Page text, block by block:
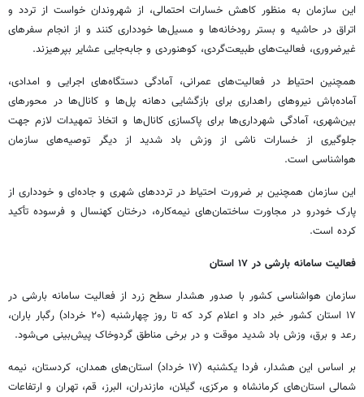
این سازمان به منظور کاهش خسارات احتمالی، از شهروندان خواست از تردد و
اتراق در حاشیه و بستر رودخانه‌ها و مسیل‌ها خودداری کنند و از انجام سفرهای
غیرضروری، فعالیت‌های طبیعت‌گردی، کوهنوردی و جابه‌جایی عشایر بپرهیزند.
همچنین احتیاط در فعالیت‌های عمرانی، آمادگی دستگاه‌های اجرایی و امدادی،
آماده‌باش نیروهای راهداری برای بازگشایی دهانه پل‌ها و کانال‌ها در محورهای
بین‌شهری، آمادگی شهرداری‌ها برای پاکسازی کانال‌ها و اتخاذ تمهیدات لازم جهت
جلوگیری از خسارات ناشی از وزش باد شدید از دیگر توصیه‌های سازمان
هواشناسی است.
این سازمان همچنین بر ضرورت احتیاط در ترددهای شهری و جاده‌ای و خودداری از
پارک خودرو در مجاورت ساختمان‌های نیمه‌کاره، درختان کهنسال و فرسوده تأکید
کرده است.
فعالیت سامانه بارشی در ۱۷ استان
سازمان هواشناسی کشور با صدور هشدار سطح زرد از فعالیت سامانه بارشی در
۱۷ استان کشور خبر داد و اعلام کرد که تا روز چهارشنبه (۲۰ خرداد) رگبار باران،
رعد و برق، وزش باد شدید موقت و در برخی مناطق گردوخاک پیش‌بینی می‌شود.
بر اساس این هشدار، فردا یکشنبه (۱۷ خرداد) استان‌های همدان، کردستان، نیمه
شمالی استان‌های کرمانشاه و مرکزی، گیلان، مازندران، البرز، قم، تهران و ارتفاعات